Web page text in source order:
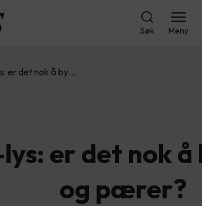
Søk Meny
er det nok å by…
er det nok
og pærer?